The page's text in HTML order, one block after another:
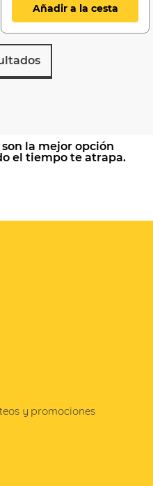
Añadir a la cesta
la mejor opción
el tiempo te atrapa.
y promociones